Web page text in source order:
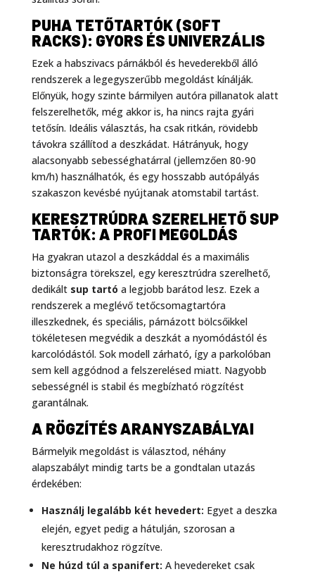
PUHA TETŐTARTÓK (SOFT
RACKS): GYORS ÉS UNIVERZÁLIS
Ezek a habszivacs párnákból és hevederekből álló
rendszerek a legegyszerűbb megoldást kínálják.
Előnyük, hogy szinte bármilyen autóra pillanatok alatt
felszerelhetők, még akkor is, ha nincs rajta gyári
tetősín. Ideális választás, ha csak ritkán, rövidebb
távokra szállítod a deszkádat. Hátrányuk, hogy
alacsonyabb sebességhatárral (jellemzően 80-90
km/h) használhatók, és egy hosszabb autópályás
szakaszon kevésbé nyújtanak atomstabil tartást.
KERESZTRÚDRA SZERELHETŐ SUP
TARTÓK: A PROFI MEGOLDÁS
Ha gyakran utazol a deszkáddal és a maximális
biztonságra törekszel, egy keresztrúdra szerelhető,
dedikált sup tartó a legjobb barátod lesz. Ezek a
rendszerek a meglévő tetőcsomagtartóra
illeszkednek, és speciális, párnázott bölcsőikkel
tökéletesen megvédik a deszkát a nyomódástól és
karcolódástól. Sok modell zárható, így a parkolóban
sem kell aggódnod a felszerelésed miatt. Nagyobb
sebességnél is stabil és megbízható rögzítést
garantálnak.
A RÖGZÍTÉS ARANYSZABÁLYAI
Bármelyik megoldást is választod, néhány
alapszabályt mindig tarts be a gondtalan utazás
érdekében:
Használj legalább két hevedert: Egyet a deszka
elején, egyet pedig a hátulján, szorosan a
keresztrudakhoz rögzítve.
Ne húzd túl a spanifert: A hevedereket csak